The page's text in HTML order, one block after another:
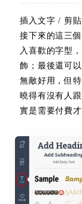
插入文字 / 剪
接下來的這三
入喜歡的字型
飾；最後還可
無敵好用，但
曉得有沒有人
實是需要付費